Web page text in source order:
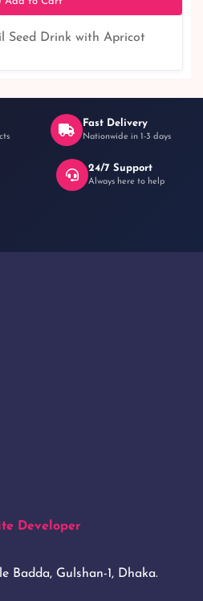
Seed Drink with Apricot
Fast Delivery
Nationwide in 1-3 days
24/7 Support
Always here to help
Developer
Badda, Gulshan-1, Dhaka.